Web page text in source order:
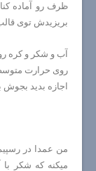
ظرف رو آماده
بریزیدش توی
آب و شکر و کره
روی حرارت
اجازه بدید بجوش
من عمدا در
میکنه که شکر